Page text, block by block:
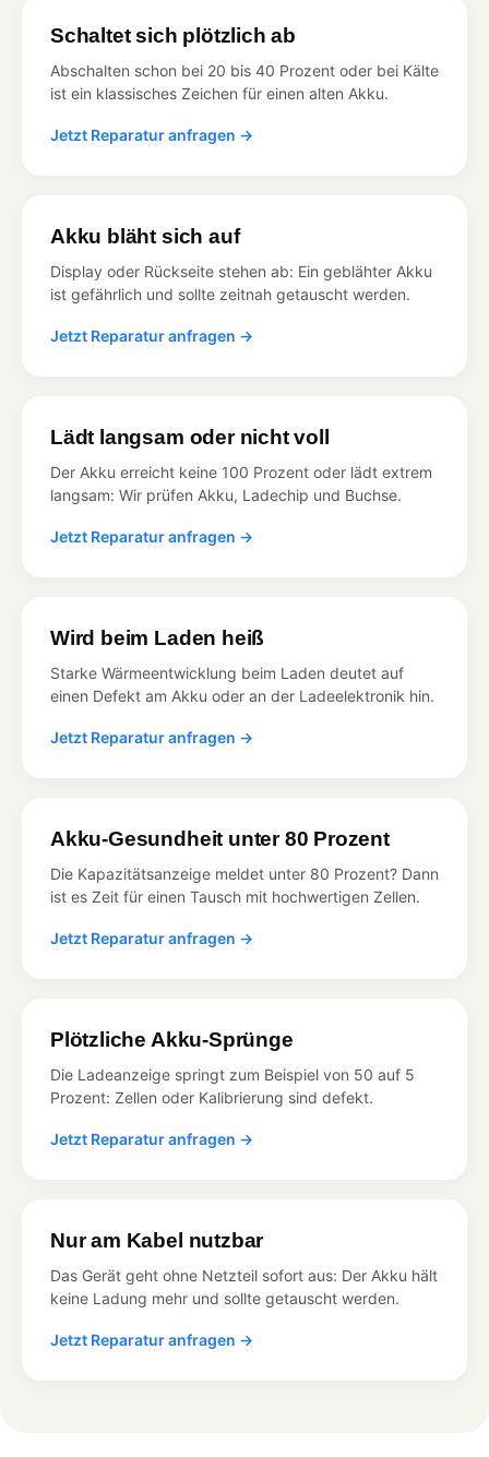
Schaltet sich plötzlich ab
Abschalten schon bei 20 bis 40 Prozent oder bei Kälte
ist ein klassisches Zeichen für einen alten Akku.
Jetzt Reparatur anfragen →
Akku bläht sich auf
Display oder Rückseite stehen ab: Ein geblähter Akku
ist gefährlich und sollte zeitnah getauscht werden.
Jetzt Reparatur anfragen →
Lädt langsam oder nicht voll
Der Akku erreicht keine 100 Prozent oder lädt extrem
langsam: Wir prüfen Akku, Ladechip und Buchse.
Jetzt Reparatur anfragen →
Wird beim Laden heiß
Starke Wärmeentwicklung beim Laden deutet auf
einen Defekt am Akku oder an der Ladeelektronik hin.
Jetzt Reparatur anfragen →
Akku-Gesundheit unter 80 Prozent
Die Kapazitätsanzeige meldet unter 80 Prozent? Dann
ist es Zeit für einen Tausch mit hochwertigen Zellen.
Jetzt Reparatur anfragen →
Plötzliche Akku-Sprünge
Die Ladeanzeige springt zum Beispiel von 50 auf 5
Prozent: Zellen oder Kalibrierung sind defekt.
Jetzt Reparatur anfragen →
Nur am Kabel nutzbar
Das Gerät geht ohne Netzteil sofort aus: Der Akku hält
keine Ladung mehr und sollte getauscht werden.
Jetzt Reparatur anfragen →